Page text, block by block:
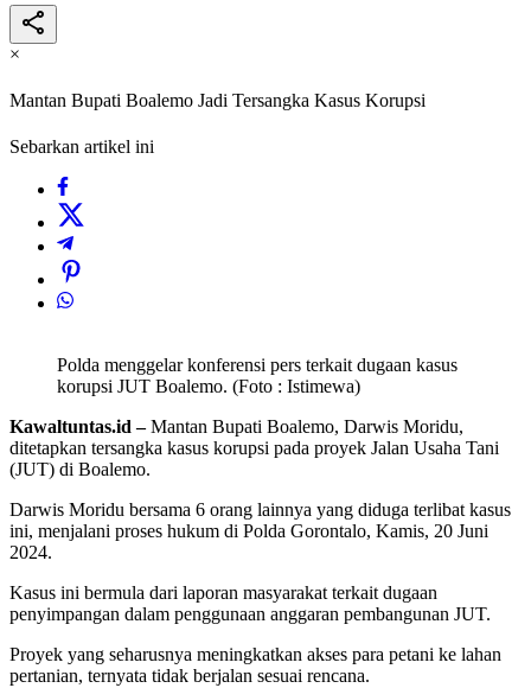
×
Mantan Bupati Boalemo Jadi Tersangka Kasus Korupsi
Sebarkan artikel ini
Polda menggelar konferensi pers terkait dugaan kasus
korupsi JUT Boalemo. (Foto : Istimewa)
Kawaltuntas.id –Mantan Bupati Boalemo, Darwis Moridu,
ditetapkan tersangka kasus korupsi pada proyek Jalan Usaha Tani
(JUT) di Boalemo.
Darwis Moridu bersama 6 orang lainnya yang diduga terlibat kasus
ini, menjalani proses hukum di Polda Gorontalo, Kamis, 20 Juni
2024.
Kasus ini bermula dari laporan masyarakat terkait dugaan
penyimpangan dalam penggunaan anggaran pembangunan JUT.
Proyek yang seharusnya meningkatkan akses para petani ke lahan
pertanian, ternyata tidak berjalan sesuai rencana.